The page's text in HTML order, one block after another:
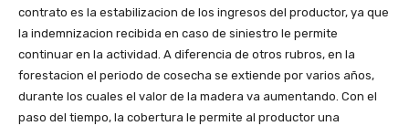
contrato es la estabilizacion de los ingresos del productor, ya que
la indemnizacion recibida en caso de siniestro le permite
continuar en la actividad. A diferencia de otros rubros, en la
forestacion el periodo de cosecha se extiende por varios años,
durante los cuales el valor de la madera va aumentando. Con el
paso del tiempo, la cobertura le permite al productor una